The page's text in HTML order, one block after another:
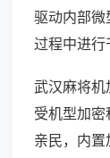
驱动内部微
过程中进行
武汉麻将机
受机型加
亲民，内